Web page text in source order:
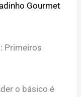
Gourmet
Primeiros
o básico é